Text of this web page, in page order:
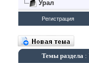
Урал
Регистрация
Темы раздела :